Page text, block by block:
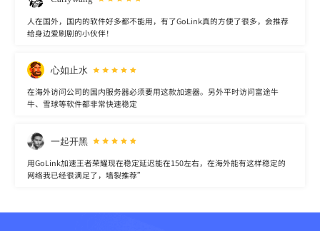
人在国外，国内的软件好多都不能用，有了GoLink真的方便了很多，会推荐
给身边爱刷剧的小伙伴！
心如止水
在海外访问公司的国内服务器必须要用这款加速器。另外平时访问富途牛
牛、雪球等软件都非常快速稳定
一起开黑
用GoLink加速王者荣耀现在稳定延迟能在150左右，在海外能有这样稳定的
网络我已经很满足了，墙裂推荐”